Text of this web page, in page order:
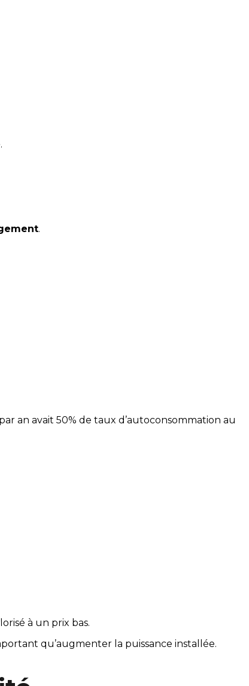
.
an avait 50% de taux d’autoconsommation au
à un prix bas.
qu’augmenter la puissance installée.